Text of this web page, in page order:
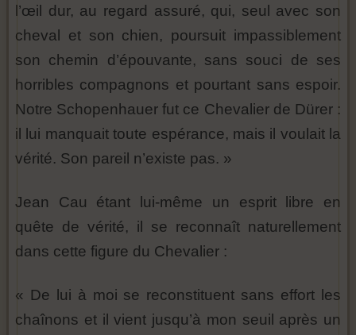
l’œil dur, au regard assuré, qui, seul avec son
cheval et son chien, poursuit impassiblement
son chemin d’épouvante, sans souci de ses
horribles compagnons et pourtant sans espoir.
Notre Schopenhauer fut ce Chevalier de Dürer :
il lui manquait toute espérance, mais il voulait la
vérité. Son pareil n’existe pas. »
Jean Cau étant lui-même un esprit libre en
quête de vérité, il se reconnaît naturellement
dans cette figure du Chevalier :
« De lui à moi se reconstituent sans effort les
chaînons et il vient jusqu’à mon seuil après un